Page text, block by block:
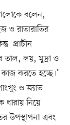
আলোকে বলেন,
ও রাতারাতির
প্রাচীন
তাল, লয়, মুদ্রা ও
কাজ করতে হচ্ছে।’
ও জ্যাত
নিয়ে
উপস্থাপনা এবং